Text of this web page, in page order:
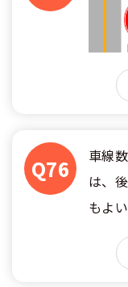
Q76
車線
は、
もよい